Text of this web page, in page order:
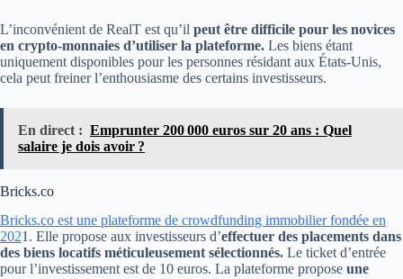
L’inconvénient de RealT est qu’il peut être difficile pour les novices
en crypto-monnaies d’utiliser la plateforme. Les biens étant
uniquement disponibles pour les personnes résidant aux États-Unis,
cela peut freiner l’enthousiasme des certains investisseurs.
En direct : Emprunter 200 000 euros sur 20 ans : Quel
salaire je dois avoir ?
Bricks.co
Bricks.co est une plateforme de crowdfunding immobilier fondée en
2021. Elle propose aux investisseurs d’effectuer des placements dans
des biens locatifs méticuleusement sélectionnés. Le ticket d’entrée
pour l’investissement est de 10 euros. La plateforme propose une